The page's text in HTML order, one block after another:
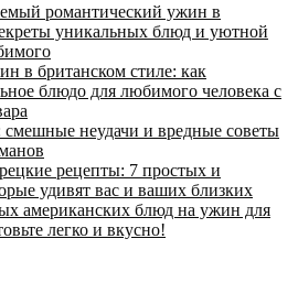
романтический ужин в
уникальных блюд и уютной
в британском стиле: как
блюдо для любимого человека с
смешные неудачи и вредные советы
рецепты: 7 простых и
удивят вас и ваших близких
американских блюд на ужин для
легко и вкусно!